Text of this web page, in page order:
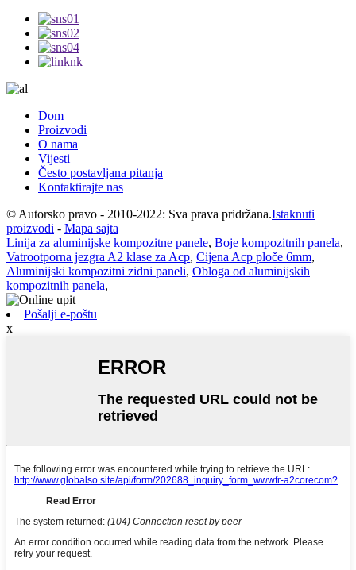
Dom
Proizvodi
O nama
Vijesti
Često postavljana pitanja
Kontaktirajte nas
© Autorsko pravo - 2010-2022: Sva prava pridržana.Istaknuti
proizvodi - Mapa sajta
Linija za aluminijske kompozitne panele, Boje kompozitnih panela,
Vatrootporna jezgra A2 klase za Acp, Cijena Acp ploče 6mm,
Aluminijski kompozitni zidni paneli, Obloga od aluminijskih
kompozitnih panela,
Pošalji e-poštu
x